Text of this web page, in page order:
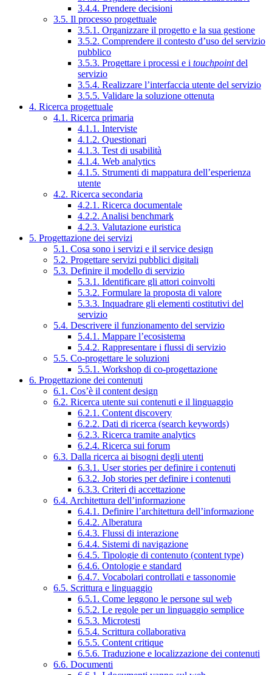
3.4.4. Prendere decisioni
3.5. Il processo progettuale
3.5.1. Organizzare il progetto e la sua gestione
3.5.2. Comprendere il contesto d’uso del servizio
pubblico
3.5.3. Progettare i processi e i touchpointdel
servizio
3.5.4. Realizzare l’interfaccia utente del servizio
3.5.5. Validare la soluzione ottenuta
4. Ricerca progettuale
4.1. Ricerca primaria
4.1.1. Interviste
4.1.2. Questionari
4.1.3. Test di usabilità
4.1.4. Web analytics
4.1.5. Strumenti di mappatura dell’esperienza
utente
4.2. Ricerca secondaria
4.2.1. Ricerca documentale
4.2.2. Analisi benchmark
4.2.3. Valutazione euristica
5. Progettazione dei servizi
5.1. Cosa sono i servizi e il service design
5.2. Progettare servizi pubblici digitali
5.3. Definire il modello di servizio
5.3.1. Identificare gli attori coinvolti
5.3.2. Formulare la proposta di valore
5.3.3. Inquadrare gli elementi costitutivi del
servizio
5.4. Descrivere il funzionamento del servizio
5.4.1. Mappare l’ecosistema
5.4.2. Rappresentare i flussi di servizio
5.5. Co-progettare le soluzioni
5.5.1. Workshop di co-progettazione
6. Progettazione dei contenuti
6.1. Cos’è il content design
6.2. Ricerca utente sui contenuti e il linguaggio
6.2.1. Content discovery
6.2.2. Dati di ricerca (search keywords)
6.2.3. Ricerca tramite analytics
6.2.4. Ricerca sui forum
6.3. Dalla ricerca ai bisogni degli utenti
6.3.1. User stories per definire i contenuti
6.3.2. Job stories per definire i contenuti
6.3.3. Criteri di accettazione
6.4. Architettura dell’informazione
6.4.1. Definire l’architettura dell’informazione
6.4.2. Alberatura
6.4.3. Flussi di interazione
6.4.4. Sistemi di navigazione
6.4.5. Tipologie di contenuto (content type)
6.4.6. Ontologie e standard
6.4.7. Vocabolari controllati e tassonomie
6.5. Scrittura e linguaggio
6.5.1. Come leggono le persone sul web
6.5.2. Le regole per un linguaggio semplice
6.5.3. Microtesti
6.5.4. Scrittura collaborativa
6.5.5. Content critique
6.5.6. Traduzione e localizzazione dei contenuti
6.6. Documenti